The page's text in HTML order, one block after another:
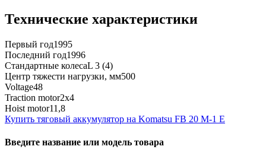
Технические характеристики
Первый год1995
Последний год1996
Стандартные колесаL 3 (4)
Центр тяжести нагрузки, мм500
Voltage48
Traction motor2x4
Hoist motor11,8
Купить тяговый аккумулятор на Komatsu FB 20 M-1 E
Введите название или модель товара